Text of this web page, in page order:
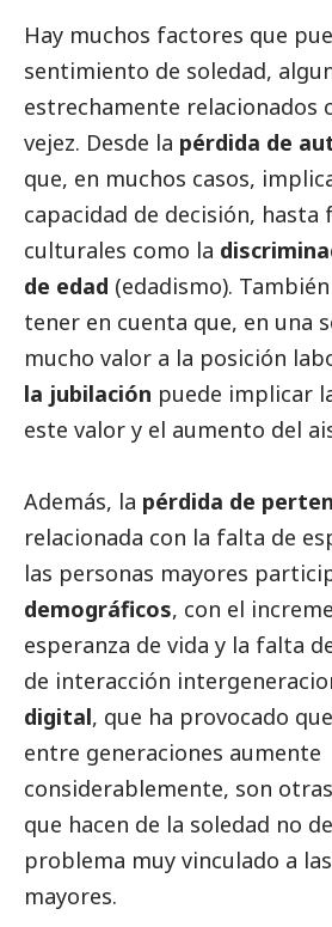
Hay muchos factores que
sentimiento de soledad,
estrechamente relacionados
vejez. Desde la pérdida de
que, en muchos casos,
capacidad de decisión, hasta
culturales como la
de edad (edadismo).
tener en cuenta que, en una
mucho valor a la posición
la jubilación puede implicar
este valor y el aumento del
Además, la pérdida de
relacionada con la falta de
las personas mayores
demográficos, con el
esperanza de vida y la falta
de interacción
digital, que ha provocado
entre generaciones aumente
considerablemente, son
que hacen de la soledad no
problema muy vinculado a
mayores.